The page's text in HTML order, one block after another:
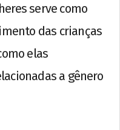
serve como
das crianças
elas
a gênero